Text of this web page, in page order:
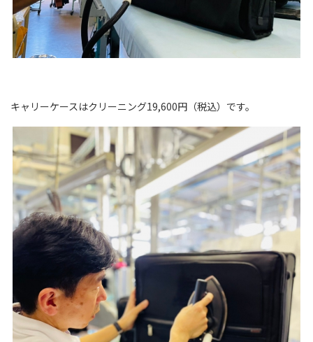
キャリーケースはクリーニング19,600円（税込）です。